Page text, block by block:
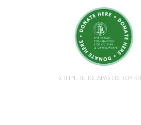
ΣΤΗΡΙΞΤΕ ΤΙΣ ΔΡΑΣΕΙΣ ΤΟΥ